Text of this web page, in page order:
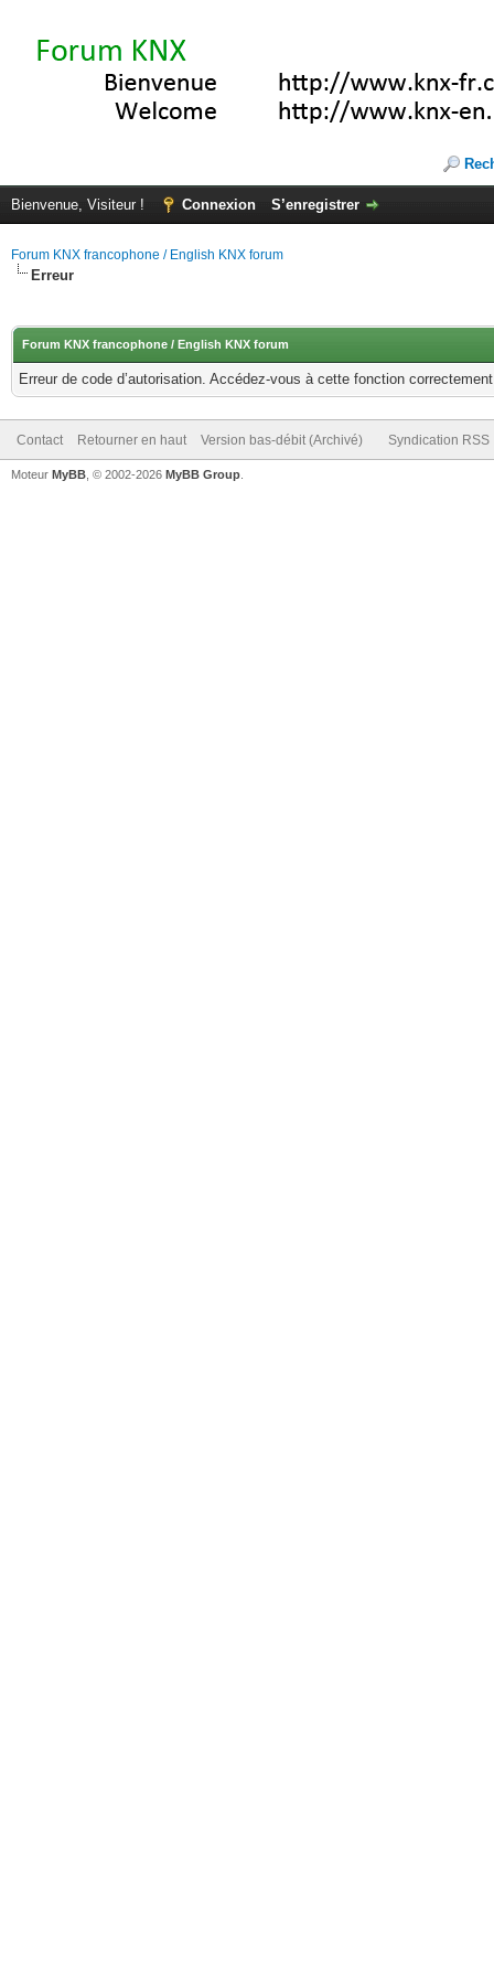
Bienvenue, Visiteur ! Connexion S’enregistrer
Forum KNX francophone / English KNX forum
Erreur
Forum KNX francophone / English KNX forum
Erreur de code d’autorisation. Accédez-vous à cette fonction
Contact Retourner en haut Version bas-débit (Archivé) Syndication RSS
Moteur MyBB , © 2002-2026 MyBB Group